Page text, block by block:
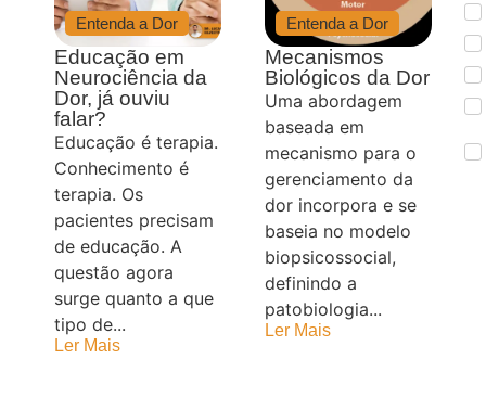
Entenda a Dor
Educação em
Neurociência da
Dor, já ouviu
falar?
Educação é terapia.
Conhecimento é
terapia. Os
pacientes precisam
de educação. A
questão agora
surge quanto a que
tipo de...
Ler Mais
Entenda a Dor
Mecanismos
Biológicos da Dor
Uma abordagem
baseada em
mecanismo para o
gerenciamento da
dor incorpora e se
baseia no modelo
biopsicossocial,
definindo a
patobiologia...
Ler Mais